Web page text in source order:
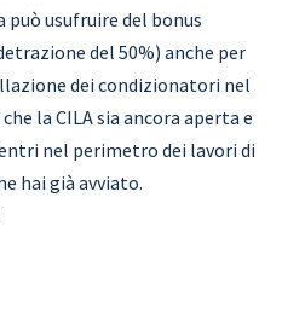
può usufruire del bonus
del 50%) anche per
dei condizionatori nel
la CILA sia ancora aperta e
nel perimetro dei lavori di
hai già avviato.